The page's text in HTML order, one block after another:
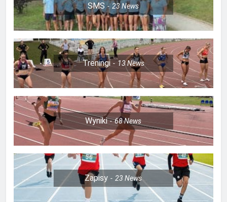
SMS 23News
Treningi 13News
Wyniki 68News
Zapisy 23News